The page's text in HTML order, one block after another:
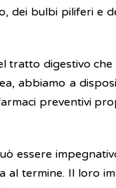
dei bulbi piliferi e
tratto digestivo
abbiamo a
preventivi
essere
termine. Il loro